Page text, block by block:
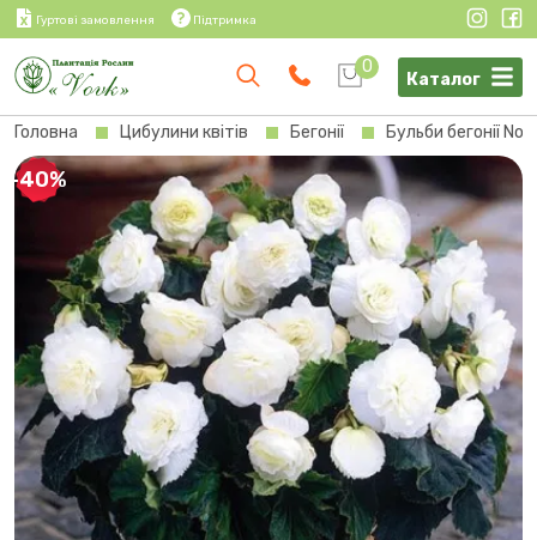
Гуртові замовлення Підтримка
0
Каталог
Головна Цибулини квітів Бегонії Бульби бегонії
-40%